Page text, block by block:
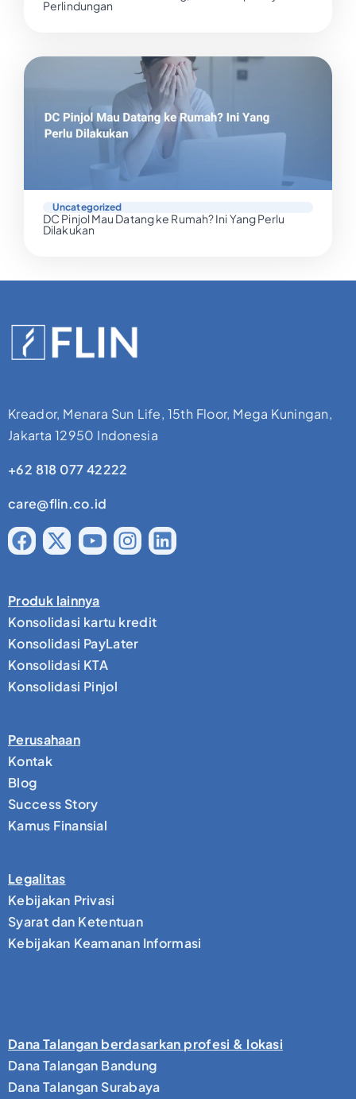
Perlindungan
Uncategorized
DC Pinjol Mau Datang ke Rumah? Ini Yang Perlu
Dilakukan
Kreador, Menara Sun Life, 15th Floor, Mega Kuningan,
Jakarta 12950 Indonesia
+62 818 077 42222
care@flin.co.id
Produk lainnya
Konsolidasi kartu kredit
Konsolidasi PayLater
Konsolidasi KTA
Konsolidasi Pinjol
Perusahaan
Kontak
Blog
Success Story
Kamus Finansial
Legalitas
Kebijakan Privasi
Syarat dan Ketentuan
Kebijakan Keamanan Informasi
Dana Talangan berdasarkan profesi & lokasi
Dana Talangan Bandung
Dana Talangan Surabaya